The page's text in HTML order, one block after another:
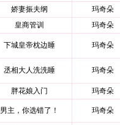
娇妻振夫纲
玛奇朵
皇商管训 玛奇朵
下城皇帝枕边睡 玛奇朵
丞相大人洗洗睡 玛奇朵
胖花娘入门 玛奇朵
男主，你选错了！ 玛奇朵